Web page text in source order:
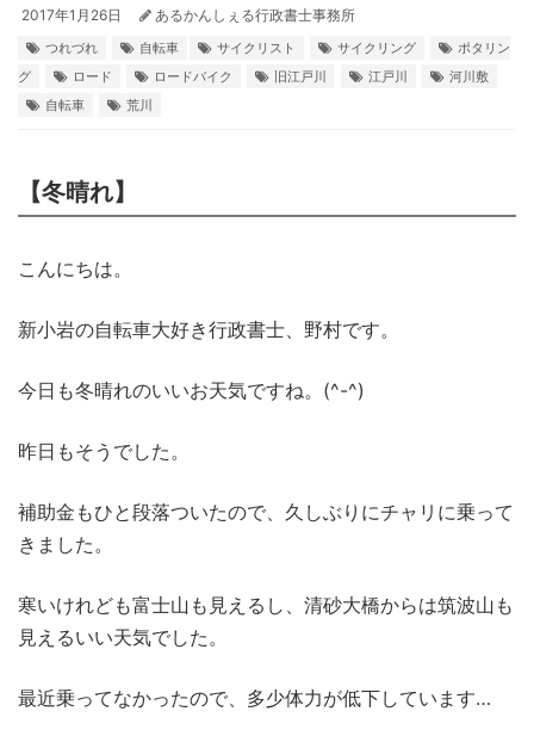
2017年1月26日 あるかんしぇる行政書士事務所
つれづれ 自転車 サイクリスト サイクリング
ポタリン
グ
ロード ロードバイク 旧江戸川 江戸川
河川敷
自転車
荒川
【冬晴れ】
こんにちは。
新小岩の自転車大好き行政書士、野村です。
今日も冬晴れのいいお天気ですね。(^-^)
昨日もそうでした。
補助金もひと段落ついたので、久しぶりにチャリに乗って
きました。
寒いけれども富士山も見えるし、清砂大橋からは筑波山も
見えるいい天気でした。
最近乗ってなかったので、多少体力が低下しています…